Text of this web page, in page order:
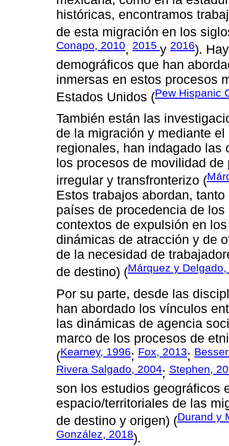
históricas, encontramos
de esta migración en los
Conapo, 2010, 2015 y 2016).
demográficos que han
inmersas en estos procesos
Estados Unidos (Pew Hispanic
También están las
de la migración y mediante
regionales, han indagado las
los procesos de movilidad
irregular y transfronterizo (
Estos trabajos abordan,
países de procedencia de
contextos de expulsión en
dinámicas de atracción y de
de la necesidad de
de destino) (Márquez y
Por su parte, desde las
han abordado los vínculos
las dinámicas de agencia
marco de los procesos de
(Kearney, 1996; Fox, 2013;
Rivera Salgado, 2004; Stephen,
son los estudios geográficos
espacio/territoriales de las
de destino y origen) (Durand y
González, 2018).